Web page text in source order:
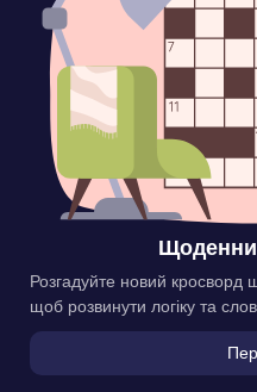
Розгадуйте новий кросворд
щоб розвинути логіку та